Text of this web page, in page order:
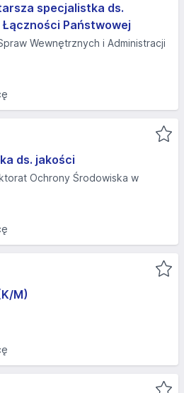
specjalistka ds.
Państwowej
Wewnętrznych i Administracji
ds. jakości
Ochrony Środowiska w
M)